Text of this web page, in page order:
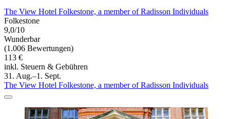
The View Hotel Folkestone, a member of Radisson Individuals
Folkestone
9,0/10
Wunderbar
(1.006 Bewertungen)
113 €
inkl. Steuern & Gebühren
31. Aug.–1. Sept.
The View Hotel Folkestone, a member of Radisson Individuals